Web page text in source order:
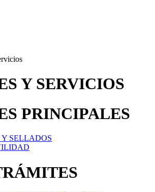
Y SERVICIOS
PRINCIPALES
SELLADOS